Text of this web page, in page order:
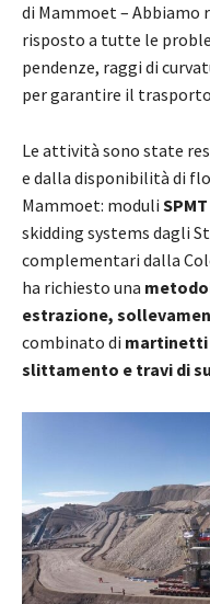
di Mammoet – Abbiamo
risposto a tutte le
pendenze, raggi di
per garantire il
Le attività sono state
e dalla disponibilità di
Mammoet: moduli SPMT
skidding systems dagli
complementari dalla
ha richiesto una
estrazione,
combinato di martinetti
slittamento e travi di